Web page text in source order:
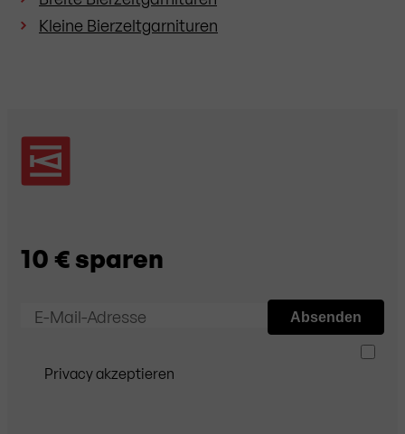
Kleine Bierzeltgarnituren
10 € sparen
E-Mail-Adresse
Privacy akzeptieren
Absenden